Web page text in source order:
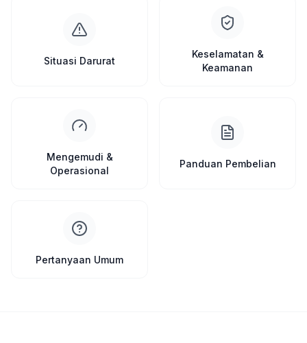
Situasi Darurat
Keselamatan &
Keamanan
Mengemudi &
Operasional
Panduan Pembelian
Pertanyaan Umum